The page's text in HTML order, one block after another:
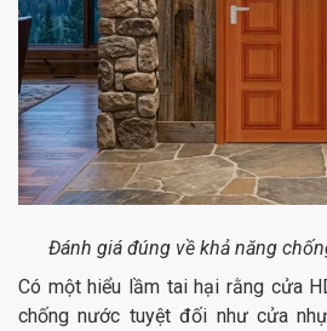
Đánh giá đúng về khả năng
Có một hiểu lầm tai hại rằng cửa
chống nước tuyệt đối như cửa